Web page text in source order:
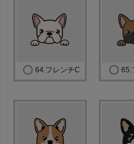
64.フレンチC 65.